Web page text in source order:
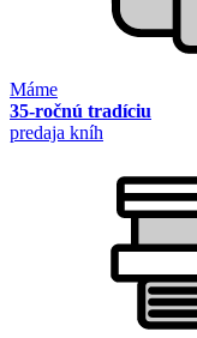
Máme
35-ročnú tradíciu
predaja kníh